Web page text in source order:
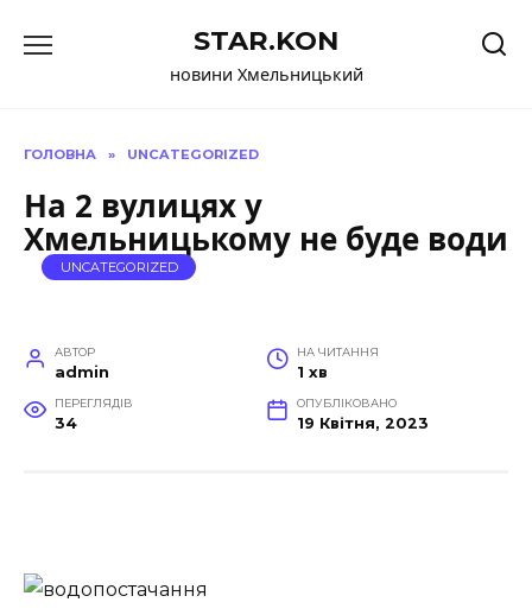
до
STAR.KON
новини Хмельницький
ГОЛОВНА » UNCATEGORIZED
На 2 вулицях у
Хмельницькому не буде води
UNCATEGORIZED
АВТОР
admin
НА ЧИТАННЯ
1 хв
ПЕРЕГЛЯДІВ
34
ОПУБЛІКОВАНО
19 Квітня, 2023